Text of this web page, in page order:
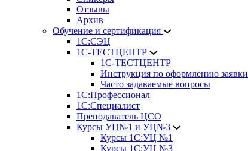
Отзывы
Архив
Обучение и сертификация
1С:СЭЦ
1С-ТЕСТЦЕНТР
1С-ТЕСТЦЕНТР
Инструкция по оформлению заявки
Часто задаваемые вопросы
1С:Профессионал
1С:Специалист
Преподаватель ЦСО
Курсы УЦ№1 и УЦ№3
Курсы 1С:УЦ №1
Курсы 1С:УЦ №3